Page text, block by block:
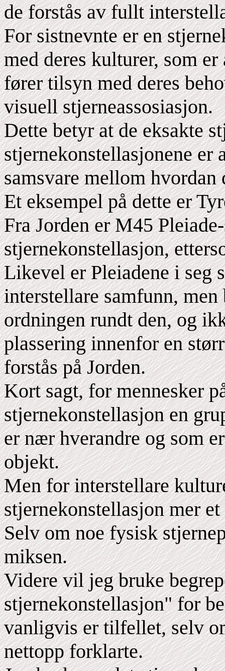
de forstås av fullt
For sistnevnte er en
med deres kulturer, som
fører tilsyn med deres
visuell stjerneassosiasjon.
Dette betyr at de eksakte
stjernekonstellasjonene
samsvare mellom hvordan
Et eksempel på dette er
Fra Jorden er M45
stjernekonstellasjon,
Likevel er Pleiadene i seg
interstellare samfunn,
ordningen rundt den, og
plassering innenfor en
forstås på Jorden.
Kort sagt, for mennesker
stjernekonstellasjon en
er nær hverandre og som
objekt.
Men for interstellare
stjernekonstellasjon mer
Selv om noe fysisk
miksen.
Videre vil jeg bruke
stjernekonstellasjon" for
vanligvis er tilfellet, selv
nettopp forklarte.